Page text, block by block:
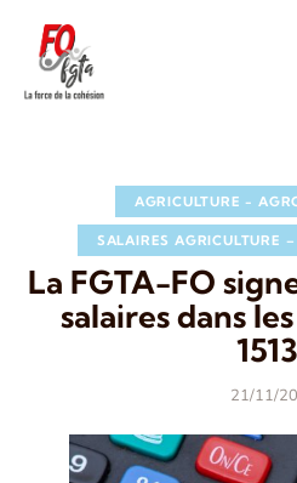
AGRICULTURE -
SALAIRES AGRICULTURE
La FGTA-FO
salaires dans
21/11/